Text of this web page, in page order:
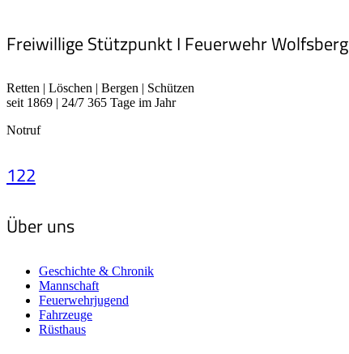
Freiwillige Stützpunkt I Feuerwehr Wolfsberg
Retten | Löschen | Bergen | Schützen
seit 1869 | 24/7 365 Tage im Jahr
Notruf
122
Über uns
Geschichte & Chronik
Mannschaft
Feuerwehrjugend
Fahrzeuge
Rüsthaus